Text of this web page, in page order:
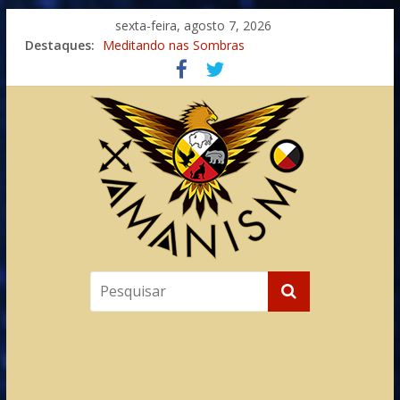
sexta-feira, agosto 7, 2026
Destaques: Meditando nas Sombras
Autosuficiência: A Jornada do Espírito Ancestral
Xamanismo Universal
Totens – Caminho Espiritual – Crescimento
Imaginação na Cura